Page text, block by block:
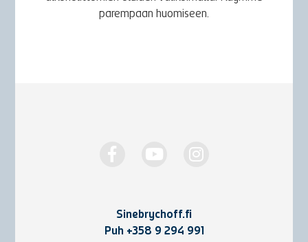
parempaan huomiseen.
Sinebrychoff.fi
Puh +358 9 294 991